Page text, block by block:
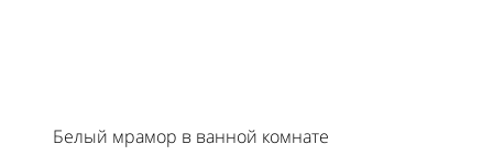
Белый мрамор в ванной комнате